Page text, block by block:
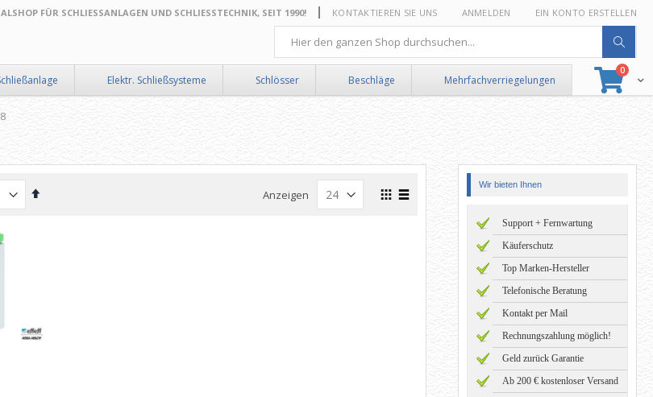
FÜR SCHLIESSANLAGEN UND SCHLIESSTECHNIK, SEIT 1990! KONTAKTIEREN SIE UNS ANMELDEN EIN KONTO ERSTELLEN
0Artikel
Suche
Suche
Elektr. Schließsysteme Schlösser Beschläge Mehrfachverriegelungen
In
Ansicht
Anzeigen
Wir bieten Ihnen
Support + Fernwartung
Käuferschutz
Top Marken-Hersteller
Telefonische Beratung
Kontakt per Mail
Rechnungszahlung möglich!
Geld zurück Garantie
Ab 200 € kostenloser Versand